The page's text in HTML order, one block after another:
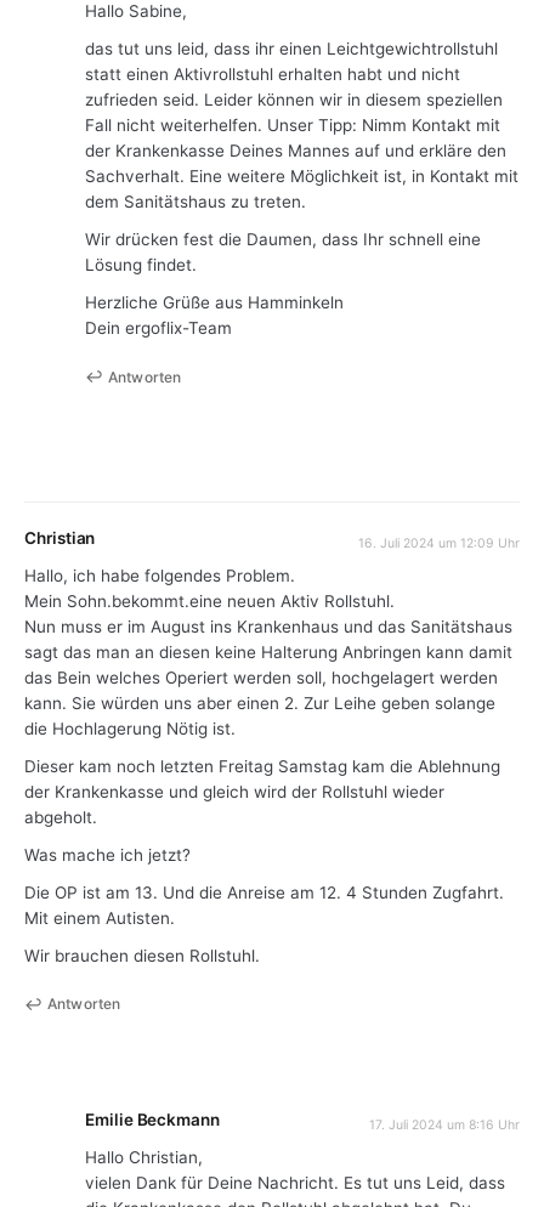
Hallo Sabine,
das tut uns leid, dass ihr einen Leichtgewichtrollstuhl
statt einen Aktivrollstuhl erhalten habt und nicht
zufrieden seid. Leider können wir in diesem speziellen
Fall nicht weiterhelfen. Unser Tipp: Nimm Kontakt mit
der Krankenkasse Deines Mannes auf und erkläre den
Sachverhalt. Eine weitere Möglichkeit ist, in Kontakt mit
dem Sanitätshaus zu treten.
Wir drücken fest die Daumen, dass Ihr schnell eine
Lösung findet.
Herzliche Grüße aus Hamminkeln
Dein ergoflix-Team
Antworten
Christian 16. Juli 2024 um 12:09 Uhr
Hallo, ich habe folgendes Problem.
Mein Sohn.bekommt.eine neuen Aktiv Rollstuhl.
Nun muss er im August ins Krankenhaus und das Sanitätshaus
sagt das man an diesen keine Halterung Anbringen kann damit
das Bein welches Operiert werden soll, hochgelagert werden
kann. Sie würden uns aber einen 2. Zur Leihe geben solange
die Hochlagerung Nötig ist.
Dieser kam noch letzten Freitag Samstag kam die Ablehnung
der Krankenkasse und gleich wird der Rollstuhl wieder
abgeholt.
Was mache ich jetzt?
Die OP ist am 13. Und die Anreise am 12. 4 Stunden Zugfahrt.
Mit einem Autisten.
Wir brauchen diesen Rollstuhl.
Antworten
Emilie Beckmann 17. Juli 2024 um 8:16 Uhr
Hallo Christian,
vielen Dank für Deine Nachricht. Es tut uns Leid, dass